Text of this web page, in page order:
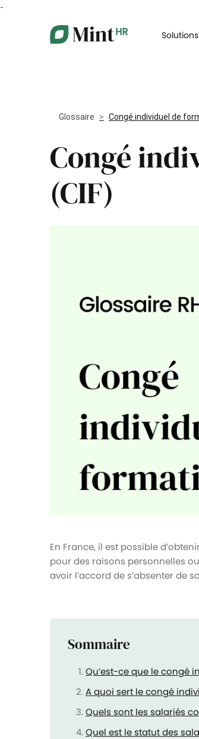
Solutions
-
Glossaire Congé individuel de
Congé
(CIF)
En France, il est possible
pour des raisons personnelles
avoir l’accord de s’absenter de
Sommaire
Qu’est-ce que le congé
A quoi sert le congé
Quels sont les salariés
Quel est le statut des
Centralisez vos données RH dans un
unique
Automatisez la gestion de vos documents
administratifs
Notes de frais
Dématérialisez la gestion de vos notes de
Tâches et check-lists
Suivez les demandes de remboursement